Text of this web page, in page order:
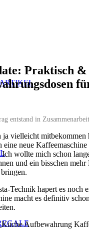
Praktisch &
entstand in
ja vielleicht mitbekommen
neue Kaffeemaschine
Ich wollte mich schon
und ein bisschen
bringen.
Technik hapert es noch
macht es definitiv